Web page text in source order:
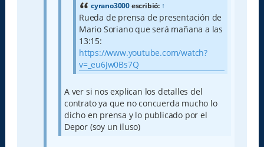
cyrano3000escribió: ↑
Rueda de prensa de presentación de
Mario Soriano que será mañana a las
13:15:
https://www.youtube.com/watch?
v=_eu6Jw0Bs7Q
A ver si nos explican los detalles del
contrato ya que no concuerda mucho lo
dicho en prensa y lo publicado por el
Depor (soy un iluso)